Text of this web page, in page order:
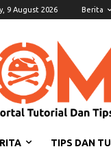
9 August 2026 Berita
TIPS DAN